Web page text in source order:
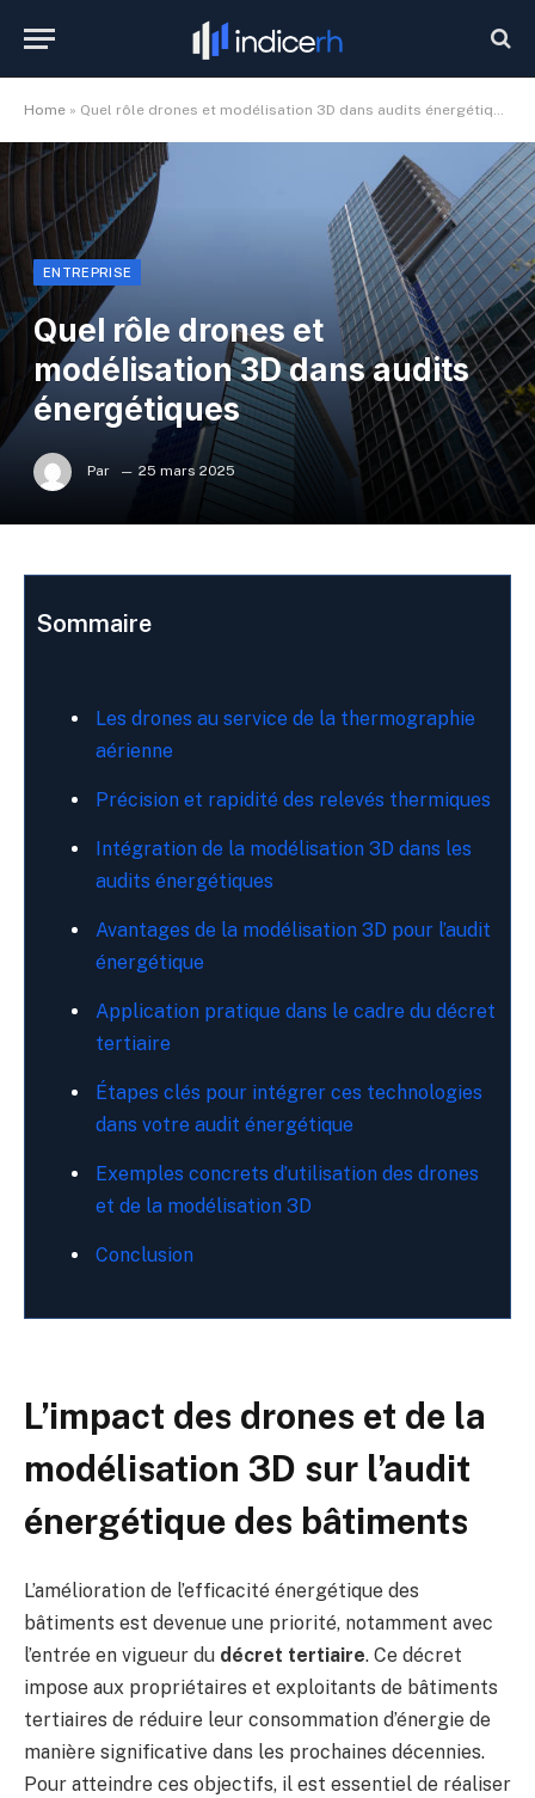
Home » Quel rôle drones et modélisation 3D dans audits énergétiques
ENTREPRISE
Quel rôle drones et
modélisation 3D dans audits
énergétiques
Par 25 mars 2025
Sommaire
Les drones au service de la thermographie
aérienne
Précision et rapidité des relevés thermiques
Intégration de la modélisation 3D dans les
audits énergétiques
Avantages de la modélisation 3D pour l’audit
énergétique
Application pratique dans le cadre du décret
tertiaire
Étapes clés pour intégrer ces technologies
dans votre audit énergétique
Exemples concrets d’utilisation des drones
et de la modélisation 3D
Conclusion
L’impact des drones et de la
modélisation 3D sur l’audit
énergétique des bâtiments
L’amélioration de l’efficacité énergétique des
bâtiments est devenue une priorité, notamment avec
l’entrée en vigueur du décret tertiaire. Ce décret
impose aux propriétaires et exploitants de bâtiments
tertiaires de réduire leur consommation d’énergie de
manière significative dans les prochaines décennies.
Pour atteindre ces objectifs, il est essentiel de réaliser